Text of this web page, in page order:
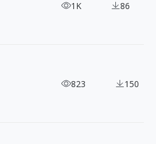
收藏 500+ 鳥獸戲畫插畫與角色貼圖！
1K 86
色調扁平圖示組合823 150